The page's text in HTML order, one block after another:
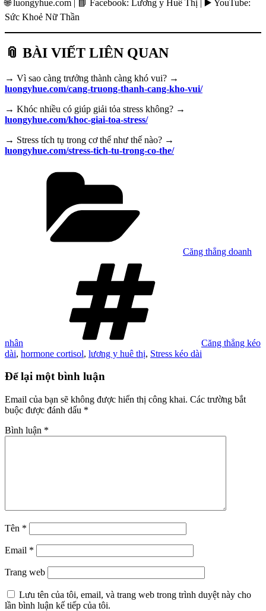
🌐 luongyhue.com | 📘 Facebook: Lương y Huê Thị | ▶️ YouTube:
Sức Khoẻ Nữ Thần
📎 BÀI VIẾT LIÊN QUAN
→ Vì sao càng trưởng thành càng khó vui? →
luongyhue.com/cang-truong-thanh-cang-kho-vui/
→ Khóc nhiều có giúp giải tỏa stress không? →
luongyhue.com/khoc-giai-toa-stress/
→ Stress tích tụ trong cơ thể như thế nào? →
luongyhue.com/stress-tich-tu-trong-co-the/
Căng thẳng doanh
nhân
Căng thẳng kéo
dài, hormone cortisol, lương y huê thị, Stress kéo dài
Để lại một bình luận
Email của bạn sẽ không được hiển thị công khai. Các trường bắt
buộc được đánh dấu *
Bình luận *
Tên *
Email *
Trang web
Lưu tên của tôi, email, và trang web trong trình duyệt này cho
lần bình luận kế tiếp của tôi.